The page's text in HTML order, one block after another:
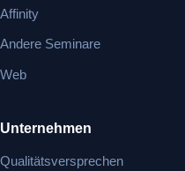
Affinity
Andere Seminare
Web
Unternehmen
Qualitätsversprechen